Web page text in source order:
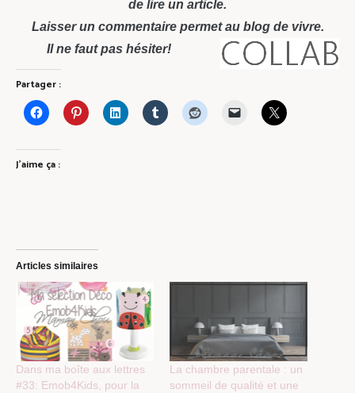
de lire un article.
Laisser un commentaire permet au blog de vivre.
Il ne faut pas hésiter!
Partager :
J’aime ça :
Articles similaires
Dans ma boîte aux lettres
#33: Emob4Kids, pour la
La chambre parentale : un
sommeil de qualité et une